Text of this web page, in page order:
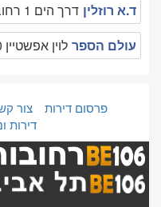
ד.א רוזלין דרך הים 1 רחובות , 089470366
עולם הספר לוין אפשטיין 20 רחובות , 089315797
פרסום דירות צור
דירות